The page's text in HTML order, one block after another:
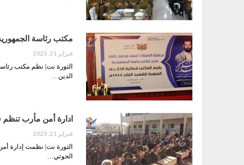
مكتب رئاسة
فبراير 21, 2023
الثورة نت| نظم مكتب رئاسة
الدين…
ادارة أمن مأرب تنظم
فبراير 21, 2023
الثورة نت| نظمت إدارة
الحوثي…